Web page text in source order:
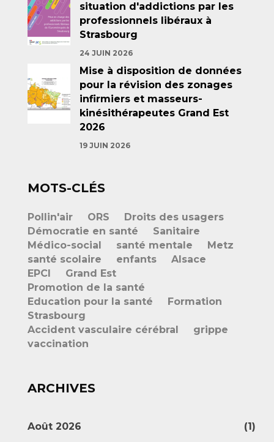
situation d'addictions par les
professionnels libéraux à
Strasbourg
24 JUIN 2026
Mise à disposition de données
pour la révision des zonages
infirmiers et masseurs-
kinésithérapeutes Grand Est
2026
19 JUIN 2026
MOTS-CLÉS
Pollin'air ORS
Droits des usagers
Démocratie en santé
Sanitaire
Médico-social
santé mentale
Metz
santé scolaire
enfants
Alsace
EPCI
Grand Est
Promotion de la santé
Education pour la santé
Formation
Strasbourg
Accident vasculaire cérébral
grippe
vaccination
ARCHIVES
Août 2026 (1)